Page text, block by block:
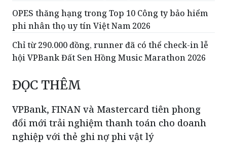
OPES thăng hạng trong Top 10 Công ty bảo hiểm
phi nhân thọ uy tín Việt Nam 2026
Chỉ từ 290.000 đồng, runner đã có thể check-in lễ
hội VPBank Đất Sen Hồng Music Marathon 2026
ĐỌC THÊM
VPBank, FINAN và Mastercard tiên phong
đổi mới trải nghiệm thanh toán cho doanh
nghiệp với thẻ ghi nợ phi vật lý